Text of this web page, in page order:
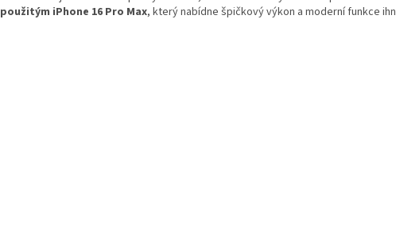
p
použitým iPhone 16 Pro Max, který nabídne špičkový výkon a moderní funkce